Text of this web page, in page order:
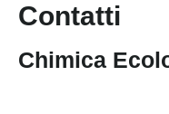
Contatti
Chimica